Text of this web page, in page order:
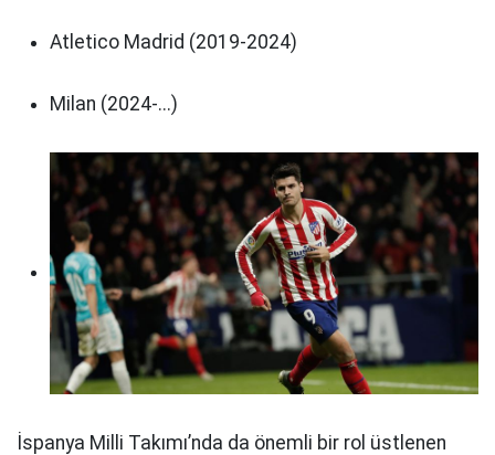
Atletico Madrid (2019-2024)
Milan (2024-...)
İspanya Milli Takımı’nda da önemli bir rol üstlenen